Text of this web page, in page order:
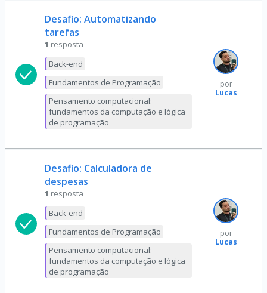
Desafio: Automatizando
tarefas
1 resposta
Back-end
Fundamentos de Programação
Pensamento computacional:
fundamentos da computação e lógica
de programação
por
Lucas
Desafio: Calculadora de
despesas
1 resposta
Back-end
Fundamentos de Programação
Pensamento computacional:
fundamentos da computação e lógica
de programação
por
Lucas